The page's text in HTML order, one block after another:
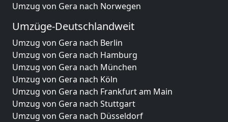
Umzug von Gera nach Norwegen
Umzüge-Deutschlandweit
Umzug von Gera nach Berlin
Umzug von Gera nach Hamburg
Umzug von Gera nach München
Umzug von Gera nach Köln
Umzug von Gera nach Frankfurt am Main
Umzug von Gera nach Stuttgart
Umzug von Gera nach Düsseldorf